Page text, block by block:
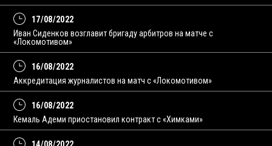
17/08/2022
Иван Сиденков возглавит бригаду арбитров на матче с
«Локомотивом»
16/08/2022
Аккредитация журналистов на матч с «Локомотивом»
16/08/2022
Кемаль Адеми приостановил контракт с «Химками»